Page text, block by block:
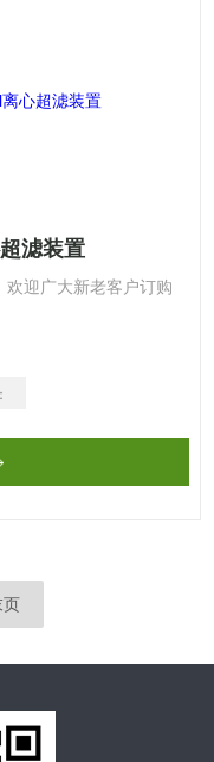
滤装置
迎广大新老客户订购
页